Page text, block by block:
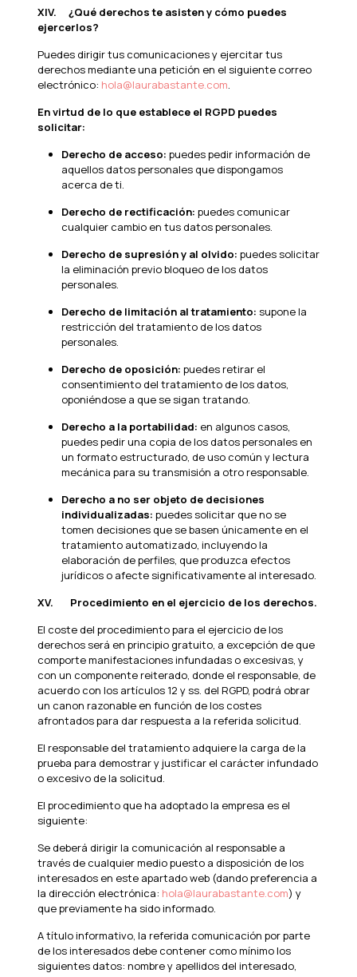
XIV. ¿Qué derechos te asisten y cómo puedes
ejercerlos?
Puedes dirigir tus comunicaciones y ejercitar tus
derechos mediante una petición en el siguiente correo
electrónico: hola@laurabastante.com.
En virtud de lo que establece el RGPD puedes
solicitar:
Derecho de acceso: puedes pedir información de
aquellos datos personales que dispongamos
acerca de ti.
Derecho de rectificación: puedes comunicar
cualquier cambio en tus datos personales.
Derecho de supresión y al olvido: puedes solicitar
la eliminación previo bloqueo de los datos
personales.
Derecho de limitación al tratamiento: supone la
restricción del tratamiento de los datos
personales.
Derecho de oposición: puedes retirar el
consentimiento del tratamiento de los datos,
oponiéndose a que se sigan tratando.
Derecho a la portabilidad: en algunos casos,
puedes pedir una copia de los datos personales en
un formato estructurado, de uso común y lectura
mecánica para su transmisión a otro responsable.
Derecho a no ser objeto de decisiones
individualizadas: puedes solicitar que no se
tomen decisiones que se basen únicamente en el
tratamiento automatizado, incluyendo la
elaboración de perfiles, que produzca efectos
jurídicos o afecte significativamente al interesado.
XV. Procedimiento en el ejercicio de los derechos.
El coste del procedimiento para el ejercicio de los
derechos será en principio gratuito, a excepción de que
comporte manifestaciones infundadas o excesivas, y
con un componente reiterado, donde el responsable, de
acuerdo con los artículos 12 y ss. del RGPD, podrá obrar
un canon razonable en función de los costes
afrontados para dar respuesta a la referida solicitud.
El responsable del tratamiento adquiere la carga de la
prueba para demostrar y justificar el carácter infundado
o excesivo de la solicitud.
El procedimiento que ha adoptado la empresa es el
siguiente:
Se deberá dirigir la comunicación al responsable a
través de cualquier medio puesto a disposición de los
interesados en este apartado web (dando preferencia a
la dirección electrónica: hola@laurabastante.com) y
que previamente ha sido informado.
A título informativo, la referida comunicación por parte
de los interesados debe contener como mínimo los
siguientes datos: nombre y apellidos del interesado,